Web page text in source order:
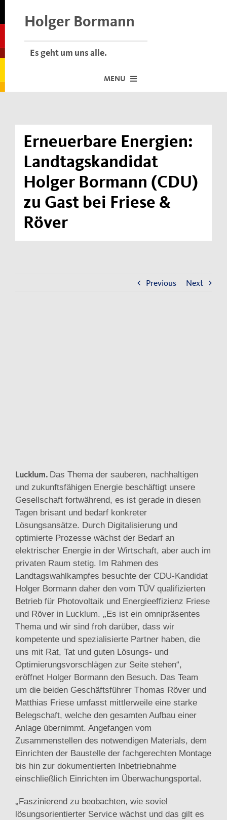
Holger Bormann
Es geht um uns alle.
MENU
Dafür stehe ich
Termine vor Ort
Neuigkeiten
Der Bormann-Bulli
Erneuerbare Energien:
Landtagskandidat
Holger Bormann (CDU)
zu Gast bei Friese &
Röver
Previous Next
Lucklum. Das Thema der sauberen, nachhaltigen
und zukunftsfähigen Energie beschäftigt unsere
Gesellschaft fortwährend, es ist gerade in diesen
Tagen brisant und bedarf konkreter
Lösungsansätze. Durch Digitalisierung und
optimierte Prozesse wächst der Bedarf an
elektrischer Energie in der Wirtschaft, aber auch im
privaten Raum stetig.
Im Rahmen des
Landtagswahlkampfes besuchte der CDU-Kandidat
Holger Bormann daher den vom TÜV qualifizierten
Betrieb für Photovoltaik und Energieeffizienz Friese
und Röver in Lucklum. „ Es ist ein omnipräsentes
Thema und wir sind froh darüber, dass wir
kompetente und spezialisierte Partner haben, die
uns mit Rat, Tat und guten Lösungs- und
Optimierungsvorschlägen zur Seite stehen“,
eröffnet Holger Bormann den Besuch. Das Team
um die beiden Geschäftsführer Thomas Röver und
Matthias Friese umfasst mittlerweile eine starke
Belegschaft, welche den gesamten Aufbau einer
Anlage übernimmt. Angefangen vom
Zusammenstellen des notwendigen Materials, dem
Einrichten der Baustelle der fachgerechten Montage
bis hin zur dokumentierten Inbetriebnahme
einschließlich Einrichten im Überwachungsportal.
„ Faszinierend zu beobachten, wie soviel
lösungsorientierter Service wächst und das gilt es